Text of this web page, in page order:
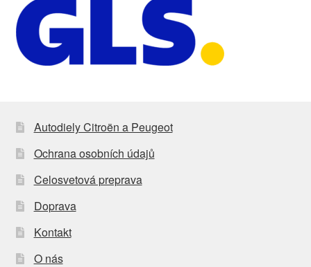
Autodiely Citroën a Peugeot
Ochrana osobních údajů
Celosvetová preprava
Doprava
Kontakt
O nás